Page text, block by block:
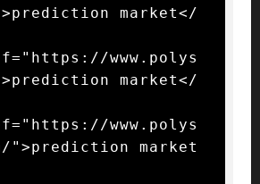
market</
www.polys
market</
www.polys
">prediction market